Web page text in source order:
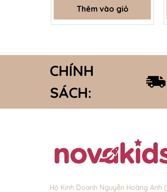
Thêm vào giỏ
CHÍNH
SÁCH:
Hộ Kinh Doanh Nguyễn Hoàng Anh (